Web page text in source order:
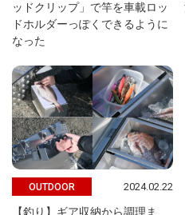
ッドクリップ」で竿を車載ロッ
ドホルダーっぽくできるように
なった
OUTDOOR 2024.02.22
【釣り】ギア収納から調理ま